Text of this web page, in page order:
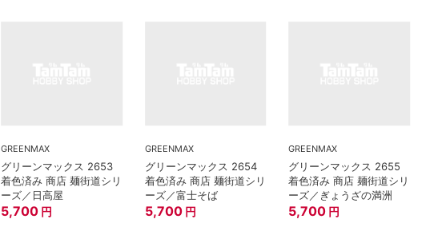
GREENMAX
グリーンマックス 2653
着色済み 商店 麺街道シリ
ーズ／日高屋
5,700 円
GREENMAX
グリーンマックス 2654
着色済み 商店 麺街道シリ
ーズ／富士そば
5,700 円
GREENMAX
グリーンマックス 2655
着色済み 商店 麺街道シリ
ーズ／ぎょうざの満洲
5,700 円